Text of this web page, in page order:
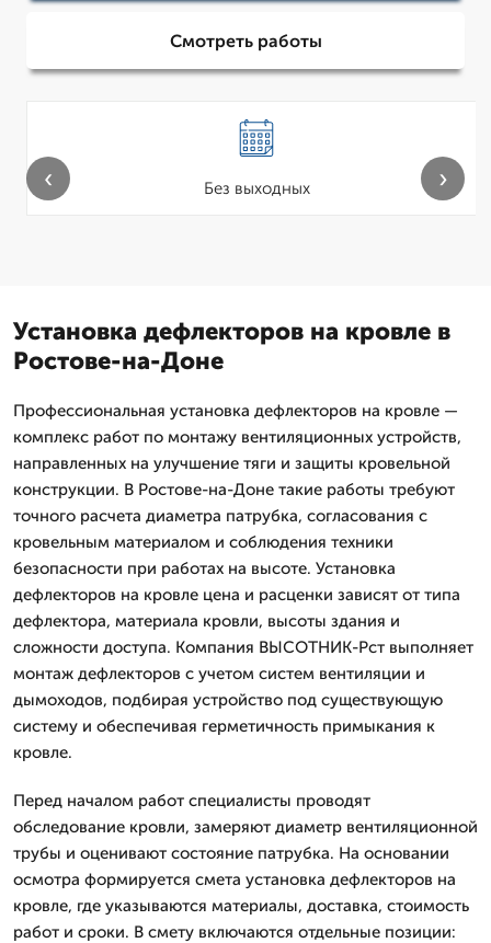
Смотреть работы
Без выходных
‹ ›
Установка дефлекторов на кровле в
Ростове-на-Доне
Профессиональная установка дефлекторов на кровле —
комплекс работ по монтажу вентиляционных устройств,
направленных на улучшение тяги и защиты кровельной
конструкции. В Ростове-на-Доне такие работы требуют
точного расчета диаметра патрубка, согласования с
кровельным материалом и соблюдения техники
безопасности при работах на высоте. Установка
дефлекторов на кровле цена и расценки зависят от типа
дефлектора, материала кровли, высоты здания и
сложности доступа. Компания ВЫСОТНИК-Рст выполняет
монтаж дефлекторов с учетом систем вентиляции и
дымоходов, подбирая устройство под существующую
систему и обеспечивая герметичность примыкания к
кровле.
Перед началом работ специалисты проводят
обследование кровли, замеряют диаметр вентиляционной
трубы и оценивают состояние патрубка. На основании
осмотра формируется смета установка дефлекторов на
кровле, где указываются материалы, доставка, стоимость
работ и сроки. В смету включаются отдельные позиции: